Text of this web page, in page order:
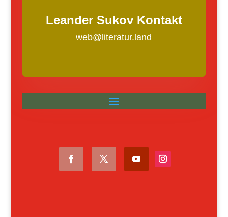
Leander Sukov Kontakt
web@literatur.land